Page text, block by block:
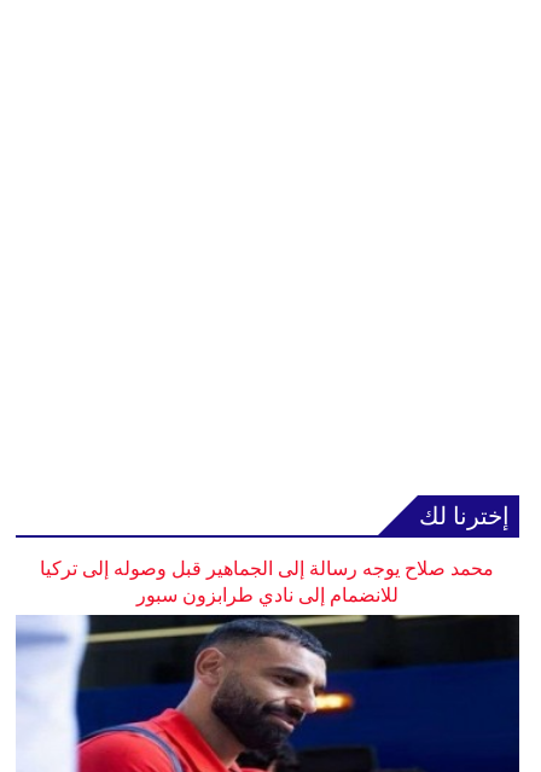
إخترنا لك
محمد صلاح يوجه رسالة إلى الجماهير قبل وصوله إلى تركيا
للانضمام إلى نادي طرابزون سبور